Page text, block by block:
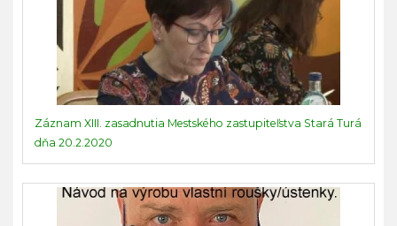
Záznam XIII. zasadnutia Mestského zastupiteľstva Stará Turá
dňa 20.2.2020